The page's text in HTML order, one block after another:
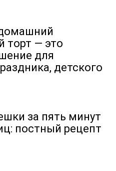
торт — это
для
детского
за пять минут
постный рецепт